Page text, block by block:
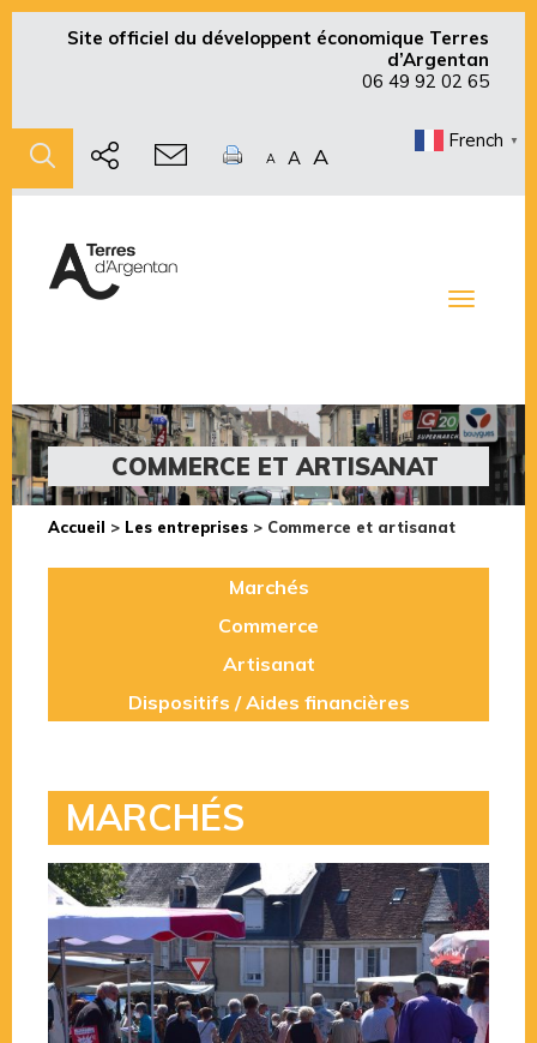
Site officiel du développent économique Terres
d’Argentan
06 49 92 02 65
A A A
French ▼
Toggle
COMMERCE ET ARTISANAT
Accueil > Les entreprises > Commerce et artisanat
Marchés
Commerce
Artisanat
Dispositifs / Aides financières
MARCHÉS